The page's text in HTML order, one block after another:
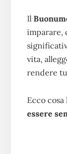
Il
imparare,
vita,
rendere
Ecco
essere